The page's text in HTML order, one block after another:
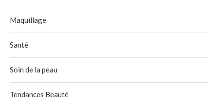
Maquillage
Santé
Soin de la peau
Tendances Beauté